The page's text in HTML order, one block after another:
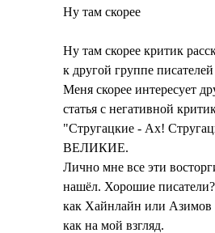
Ну там скорее
Ну там скорее критик
к другой группе
Меня скорее интересует
статья с негативной
"Стругацкие - Ах!
ВЕЛИКИЕ.
Лично мне все эти
нашёл. Хорошие
как Хайнлайн или Азимов
как на мой взгляд.